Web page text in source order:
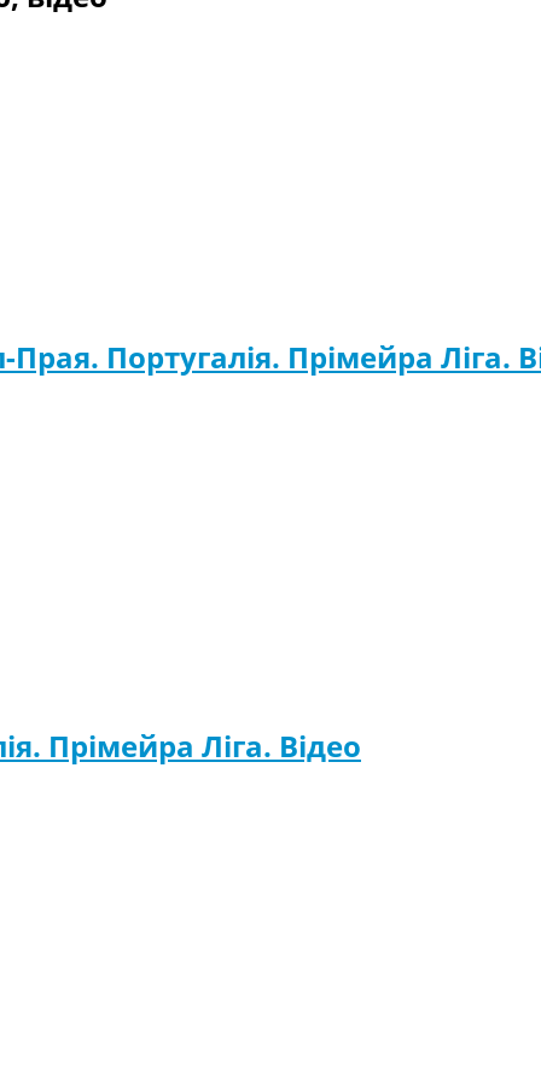
Португалія. Прімейра Ліга.
Прімейра Ліга. Відео